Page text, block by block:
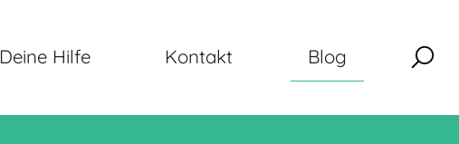
Deine Hilfe Kontakt Blog